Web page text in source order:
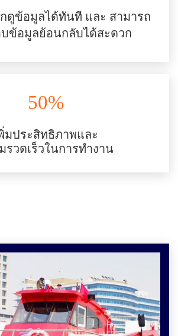
กดูข้อมูลได้ทันที และ สามารถ
ข้อมูลย้อนกลับได้สะดวก
50%
มประสิทธิภาพและ
รวดเร็วในการทำงาน